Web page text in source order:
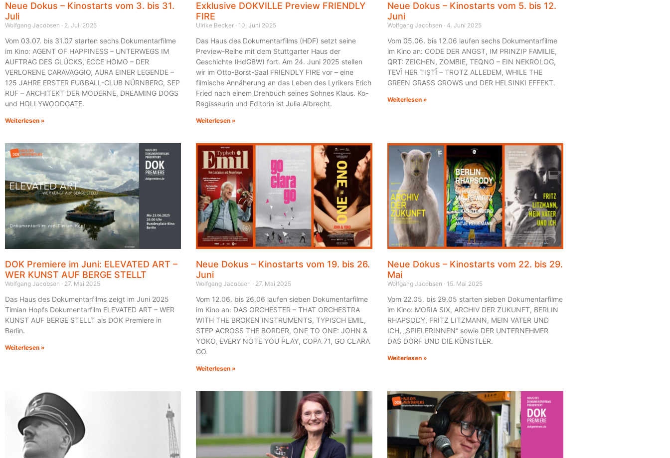
Neue Dokus – Kinostarts vom 3. bis 31.
Juli
Wolfgang Jacobsen 2. Juli 2025
Vom 03.07. bis 31.07 starten sechs Dokumentarfilme
im Kino: AGENT OF HAPPINESS – UNTERWEGS IM
AUFTRAG DES GLÜCKS, ECCE HOMO – DER
VERLORENE CARAVAGGIO, AURA EINER LEGENDE –
125 JAHRE ERSTER FUẞBALL-CLUB NÜRNBERG, SEP
RUF – ARCHITEKT DER MODERNE, DREAMING DOGS
und HOLLYWOODGATE.
Weiterlesen »
Exklusive DOKVILLE Preview FRIENDLY
FIRE
Ulrike Becker 10. Juni 2025
Das Haus des Dokumentarfilms (HDF) setzt seine
Preview-Reihe mit dem Stuttgarter Haus der
Geschichte (HdGBW) fort. Am 24. Juni 2025 stellen
wir im Otto-Borst-Saal FRIENDLY FIRE vor – eine
filmische Annäherung an das Leben des Lyrikers Erich
Fried nach einem Drehbuch seines Sohnes Klaus. Ko-
Regisseurin und Editorin ist Julia Albrecht.
Weiterlesen »
Neue Dokus – Kinostarts vom 5. bis 12.
Juni
Wolfgang Jacobsen 4. Juni 2025
Vom 05.06. bis 12.06 laufen sechs Dokumentarfilme
im Kino an: CODE DER ANGST, IM PRINZIP FAMILIE,
QRT: ZEICHEN, ZOMBIE, TEQNO – EIN NEKROLOG,
TEVÎ HER TIŞTÎ – TROTZ ALLEDEM, WHILE THE
GREEN GRASS GROWS und DER HELSINKI EFFEKT.
Weiterlesen »
DOK Premiere im Juni: ELEVATED ART –
WER KUNST AUF BERGE STELLT
Wolfgang Jacobsen 27. Mai 2025
Das Haus des Dokumentarfilms zeigt im Juni 2025
Timian Hopfs Dokumentarfilm ELEVATED ART – WER
KUNST AUF BERGE STELLT als DOK Premiere in
Berlin.
Weiterlesen »
Neue Dokus – Kinostarts vom 19. bis 26.
Juni
Wolfgang Jacobsen 27. Mai 2025
Vom 12.06. bis 26.06 laufen sieben Dokumentarfilme
im Kino an: DAS ORCHESTER – THAT ORCHESTRA
WITH THE BROKEN INSTRUMENTS, TYPISCH EMIL,
STEP ACROSS THE BORDER, ONE TO ONE: JOHN &
YOKO, EVERY NOTE YOU PLAY, COPA 71, GO CLARA
GO.
Weiterlesen »
Neue Dokus – Kinostarts vom 22. bis 29.
Mai
Wolfgang Jacobsen 15. Mai 2025
Vom 22.05. bis 29.05 starten sieben Dokumentarfilme
im Kino: MORIA SIX, ARCHIV DER ZUKUNFT, BERLIN
RHAPSODY, FRITZ LITZMANN, MEIN VATER UND
ICH, „SPIELERINNEN“ sowie DER UNTERNEHMER
DAS DORF UND DIE KÜNSTLER.
Weiterlesen »